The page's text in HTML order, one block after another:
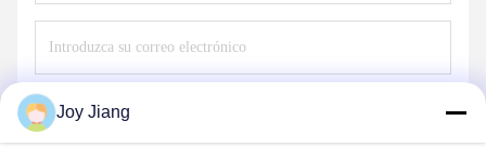
Joy Jiang